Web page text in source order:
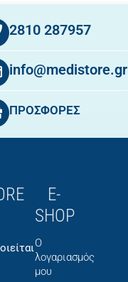
2810 287957
info@medistore.gr
ΠΡΟΣΦΟΡΕΣ
E-
SHOP
Ο
λογαριασμός
μου